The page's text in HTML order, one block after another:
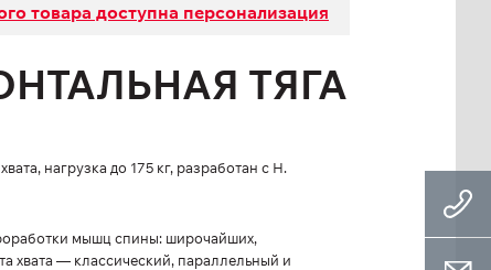
товара доступна персонализация
ТЯГА
нагрузка до 175 кг, разработан с Н.
мышц спины: широчайших,
хвата — классический, параллельный и